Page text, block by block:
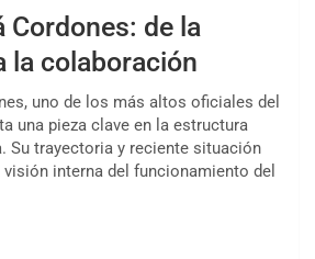
Cordones: de la
la colaboración
uno de los más altos oficiales del
una pieza clave en la estructura
Su trayectoria y reciente situación
interna del funcionamiento del